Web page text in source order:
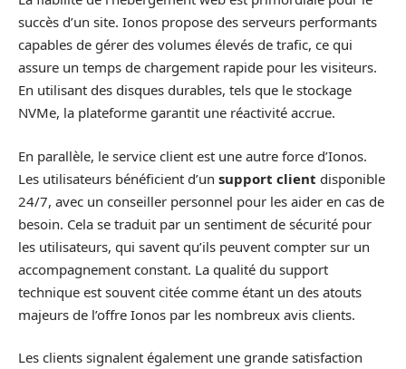
succès d’un site. Ionos propose des serveurs performants
capables de gérer des volumes élevés de trafic, ce qui
assure un temps de chargement rapide pour les visiteurs.
En utilisant des disques durables, tels que le stockage
NVMe, la plateforme garantit une réactivité accrue.
En parallèle, le service client est une autre force d’Ionos.
Les utilisateurs bénéficient d’un support client disponible
24/7, avec un conseiller personnel pour les aider en cas de
besoin. Cela se traduit par un sentiment de sécurité pour
les utilisateurs, qui savent qu’ils peuvent compter sur un
accompagnement constant. La qualité du support
technique est souvent citée comme étant un des atouts
majeurs de l’offre Ionos par les nombreux avis clients.
Les clients signalent également une grande satisfaction